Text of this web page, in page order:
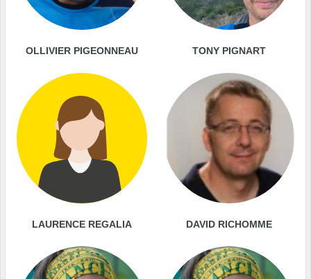
OLLIVIER PIGEONNEAU TONY PIGNART
LAURENCE REGALIA DAVID RICHOMME